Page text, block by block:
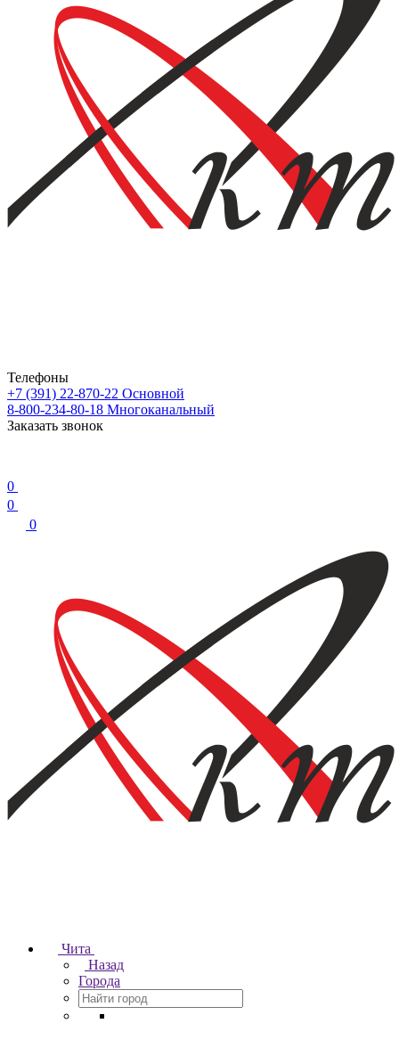
Телефоны
+7 (391) 22-870-22 Основной
8-800-234-80-18 Многоканальный
Заказать звонок
0
0
0
Чита
Назад
Города